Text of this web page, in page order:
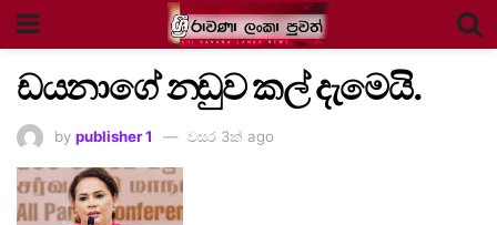
ඩයනාගේ නඩුව කල් දැමෙයි.
by publisher 1 වසර 3ක් ago